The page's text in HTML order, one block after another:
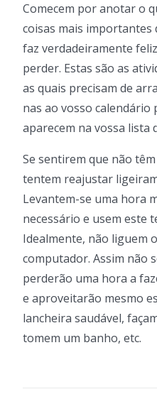
Comecem por anotar o
coisas mais importantes
faz verdadeiramente
perder. Estas são as
as quais precisam de
nas ao vosso
aparecem na vossa lista
Se sentirem que não
tentem reajustar
Levantem-se uma hora
necessário e usem este
Idealmente, não liguem
computador. Assim não
perderão uma hora a
e aproveitarão mesmo
lancheira saudável,
tomem um banho, etc.